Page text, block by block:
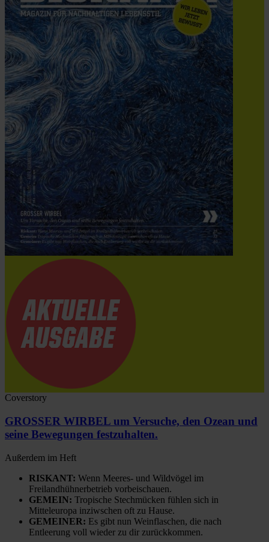
Coverstory
GROSSER WIRBEL um Versuche, den Ozean und
seine Bewegungen festzuhalten.
Außerdem im Heft
RISKANT: Wenn Meeres- und Wildvögel im
Freilandhühnerbetrieb vorbeischauen.
GEMEIN: Tropische Stechmücken fühlen sich in
Mitteleuropa inziwschen oft zu Hause.
GEMEINER: Es gibt nun Weinflaschen, die nach
Entleerung voll wieder zu dir zurückkommen.